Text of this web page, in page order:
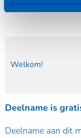
Welkom!
Deelname is
Deelname aan dit